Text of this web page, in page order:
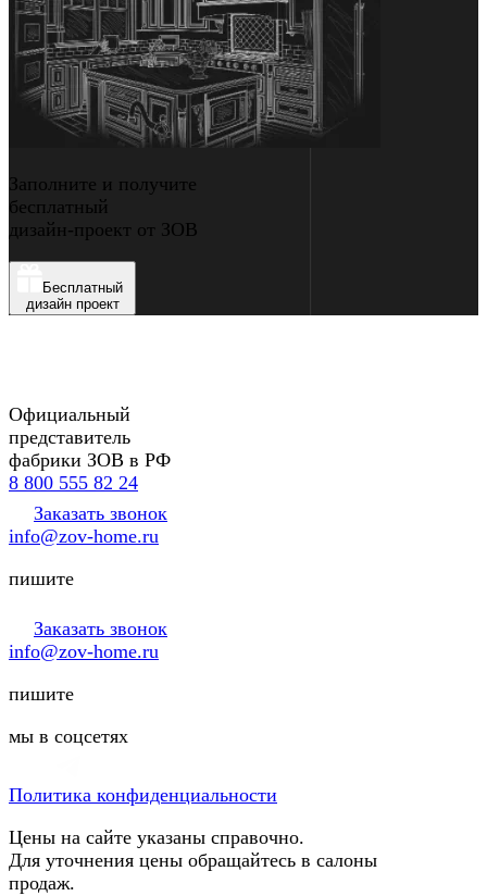
Заполните и получите
бесплатный
дизайн-проект от ЗОВ
Бесплатный
дизайн проект
Официальный
представитель
фабрики ЗОВ в РФ
8 800 555 82 24
Заказать звонок
info@zov-home.ru
пишите
Заказать звонок
info@zov-home.ru
пишите
мы в соцсетях
Политика конфиденциальности
Цены на сайте указаны справочно.
Для уточнения цены обращайтесь в салоны
продаж.